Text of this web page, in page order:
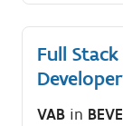
Full
Developer
VAB in